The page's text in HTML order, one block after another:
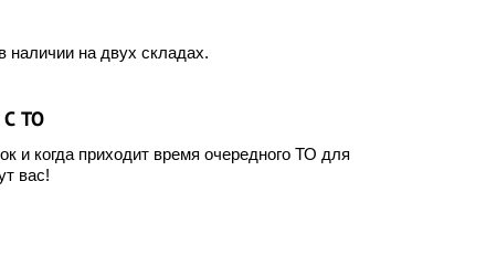
наличии на двух складах.
ТО
и когда приходит время очередного ТО для
вас!